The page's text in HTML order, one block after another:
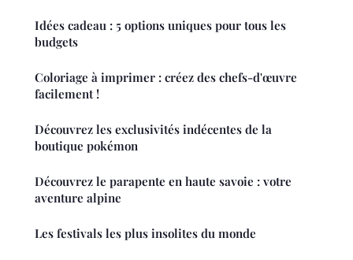
Idées cadeau : 5 options uniques pour tous les
budgets
Coloriage à imprimer : créez des chefs-d'œuvre
facilement !
Découvrez les exclusivités indécentes de la
boutique pokémon
Découvrez le parapente en haute savoie : votre
aventure alpine
Les festivals les plus insolites du monde